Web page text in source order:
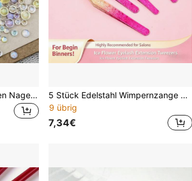
50 Stück Mini-Blasen-Perlen Nagelkunst-Dekorationen, gemischter Stil, feiner Glitzer, vielseitige flache Rückseite, Harz-Strass, DIY Press-On Nagelzubehör
5 Stück Edelstahl Wimpernzange Set mit Spitze, geeignet für professionelle Wimpernverlängerung (Pink)
9 übrig
7,34€